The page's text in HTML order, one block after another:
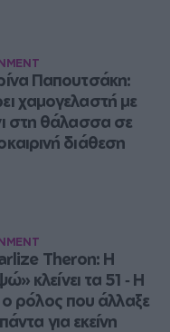
Παπουτσάκη:
χαμογελαστή με
στη θάλασσα σε
διάθεση
Theron: Η
κλείνει τα 51 ‑ H
ρόλος που άλλαξε
για εκείνη